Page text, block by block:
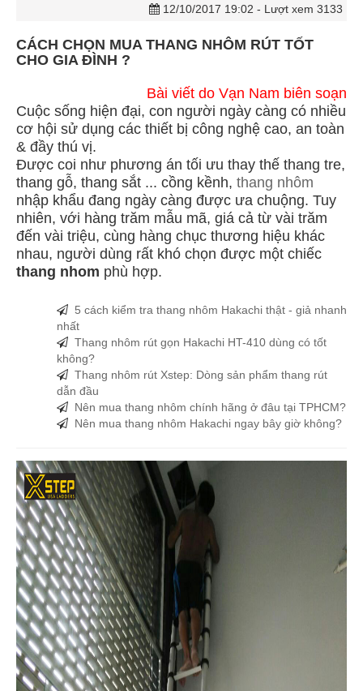
12/10/2017 19:02 - Lượt xem 3133
CÁCH CHỌN MUA THANG NHÔM RÚT TỐT
CHO GIA ĐÌNH ?
Bài viết do Vạn Nam biên soạn
Cuộc sống hiện đại, con người ngày càng có nhiều
cơ hội sử dụng các thiết bị công nghệ cao, an toàn
& đầy thú vị.
Được coi như phương án tối ưu thay thế thang tre,
thang gỗ, thang sắt ... cồng kềnh, thang nhôm
nhập khẩu đang ngày càng được ưa chuộng. Tuy
nhiên, với hàng trăm mẫu mã, giá cả từ vài trăm
đến vài triệu, cùng hàng chục thương hiệu khác
nhau, người dùng rất khó chọn được một chiếc
thang nhom phù hợp.
5 cách kiểm tra thang nhôm Hakachi thật - giả nhanh
nhất
Thang nhôm rút gọn Hakachi HT-410 dùng có tốt
không?
Thang nhôm rút Xstep: Dòng sản phẩm thang rút
dẫn đầu
Nên mua thang nhôm chính hãng ở đâu tại TPHCM?
Nên mua thang nhôm Hakachi ngay bây giờ không?